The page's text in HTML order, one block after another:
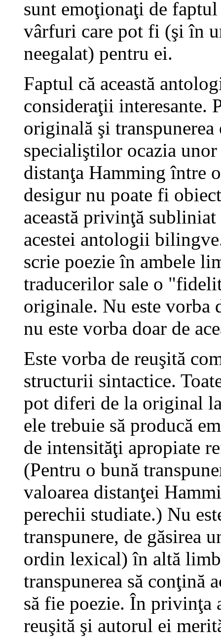
sunt emoţionaţi de faptul
vârfuri care pot fi (şi în
neegalat) pentru ei.
Faptul că această
consideraţii interesante.
originală şi
specialiştilor ocazia
distanţa Hamming între
desigur nu poate fi
această privinţă
acestei antologii
scrie poezie în ambele
traducerilor sale o
originale. Nu este vorba
nu este vorba doar de
Este vorba de reuşită
structurii sintactice.
pot diferi de la original
ele trebuie să producă
de intensităţi apropiate
(Pentru o bună
valoarea distanţei
perechii studiate.) Nu
transpunere, de găsirea
ordin lexical) în altă
transpunerea să conţină
să fie poezie. În privinţa
reuşită şi autorul ei